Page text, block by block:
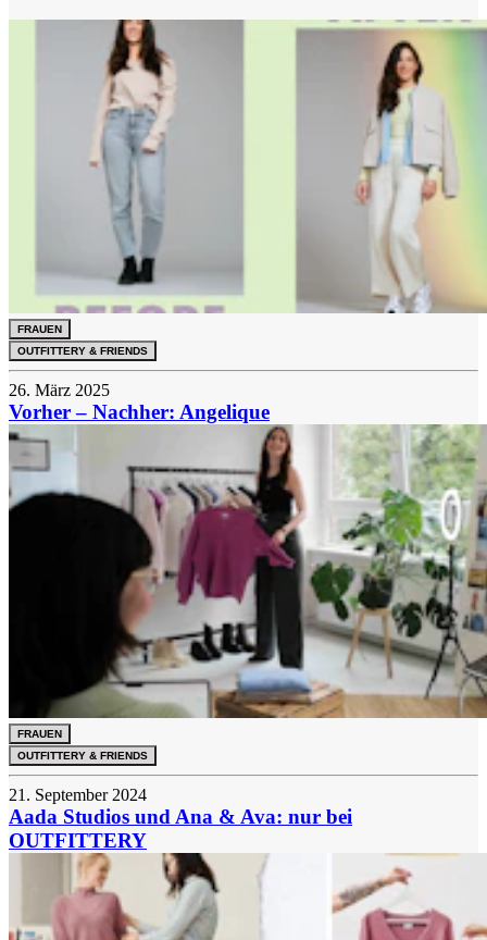
FRAUEN
OUTFITTERY & FRIENDS
26. März 2025
Vorher – Nachher: Angelique
FRAUEN
OUTFITTERY & FRIENDS
21. September 2024
Aada Studios und Ana & Ava: nur bei
OUTFITTERY